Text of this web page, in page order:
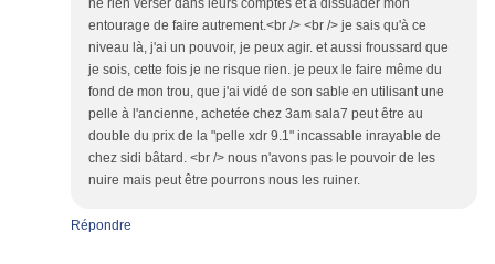
ne rien verser dans leurs comptes et à dissuader mon
entourage de faire autrement.<br /> <br /> je sais qu'à ce
niveau là, j'ai un pouvoir, je peux agir. et aussi froussard que
je sois, cette fois je ne risque rien. je peux le faire même du
fond de mon trou, que j'ai vidé de son sable en utilisant une
pelle à l'ancienne, achetée chez 3am sala7 peut être au
double du prix de la "pelle xdr 9.1" incassable inrayable de
chez sidi bâtard. <br /> nous n'avons pas le pouvoir de les
nuire mais peut être pourrons nous les ruiner.
Répondre